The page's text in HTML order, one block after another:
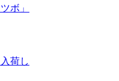
ボ」
荷し